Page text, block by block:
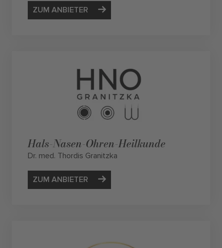
ZUM ANBIETER
Hals-Nasen-Ohren-Heilkunde
Dr. med. Thordis Granitzka
ZUM ANBIETER